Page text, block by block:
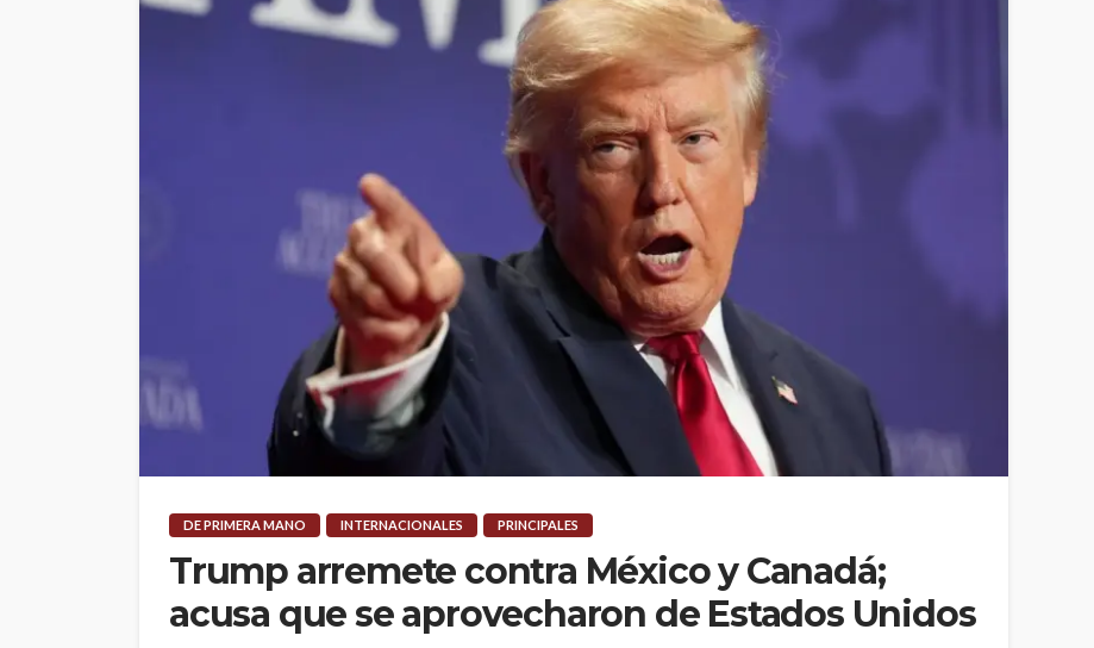
DE PRIMERA MANO INTERNACIONALES PRINCIPALES
Trump arremete contra México y Canadá;
acusa que se aprovecharon de Estados Unidos